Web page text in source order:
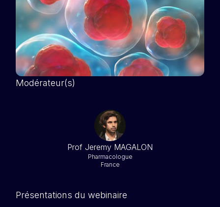
Modérateur(s)
Prof Jeremy MAGALON
Pharmacologue
France
Présentations du webinaire